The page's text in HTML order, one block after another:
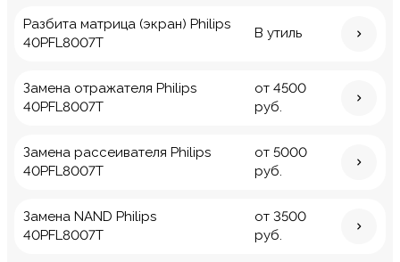
Разбита матрица (экран) Philips
40PFL8007T
В утиль
Замена отражателя Philips
40PFL8007T
от 4500
руб.
Замена рассеивателя Philips
40PFL8007T
от 5000
руб.
Замена NAND Philips
40PFL8007T
от 3500
руб.